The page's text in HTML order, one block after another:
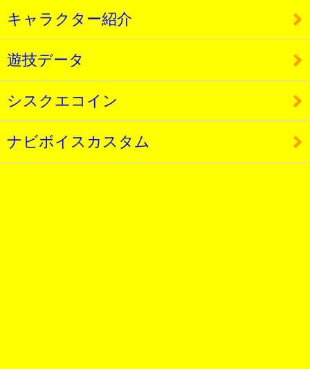
キャラクター紹介
遊技データ
シスクエコイン
ナビボイスカスタム